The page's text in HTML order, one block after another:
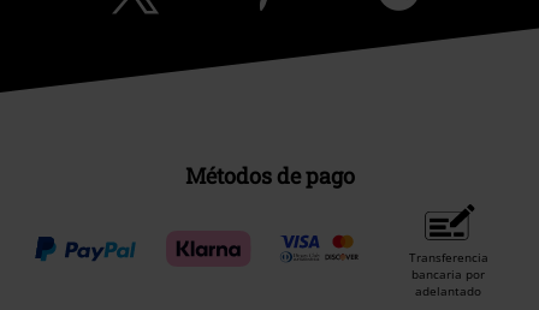
Métodos de pago
Transferencia
bancaria por
adelantado